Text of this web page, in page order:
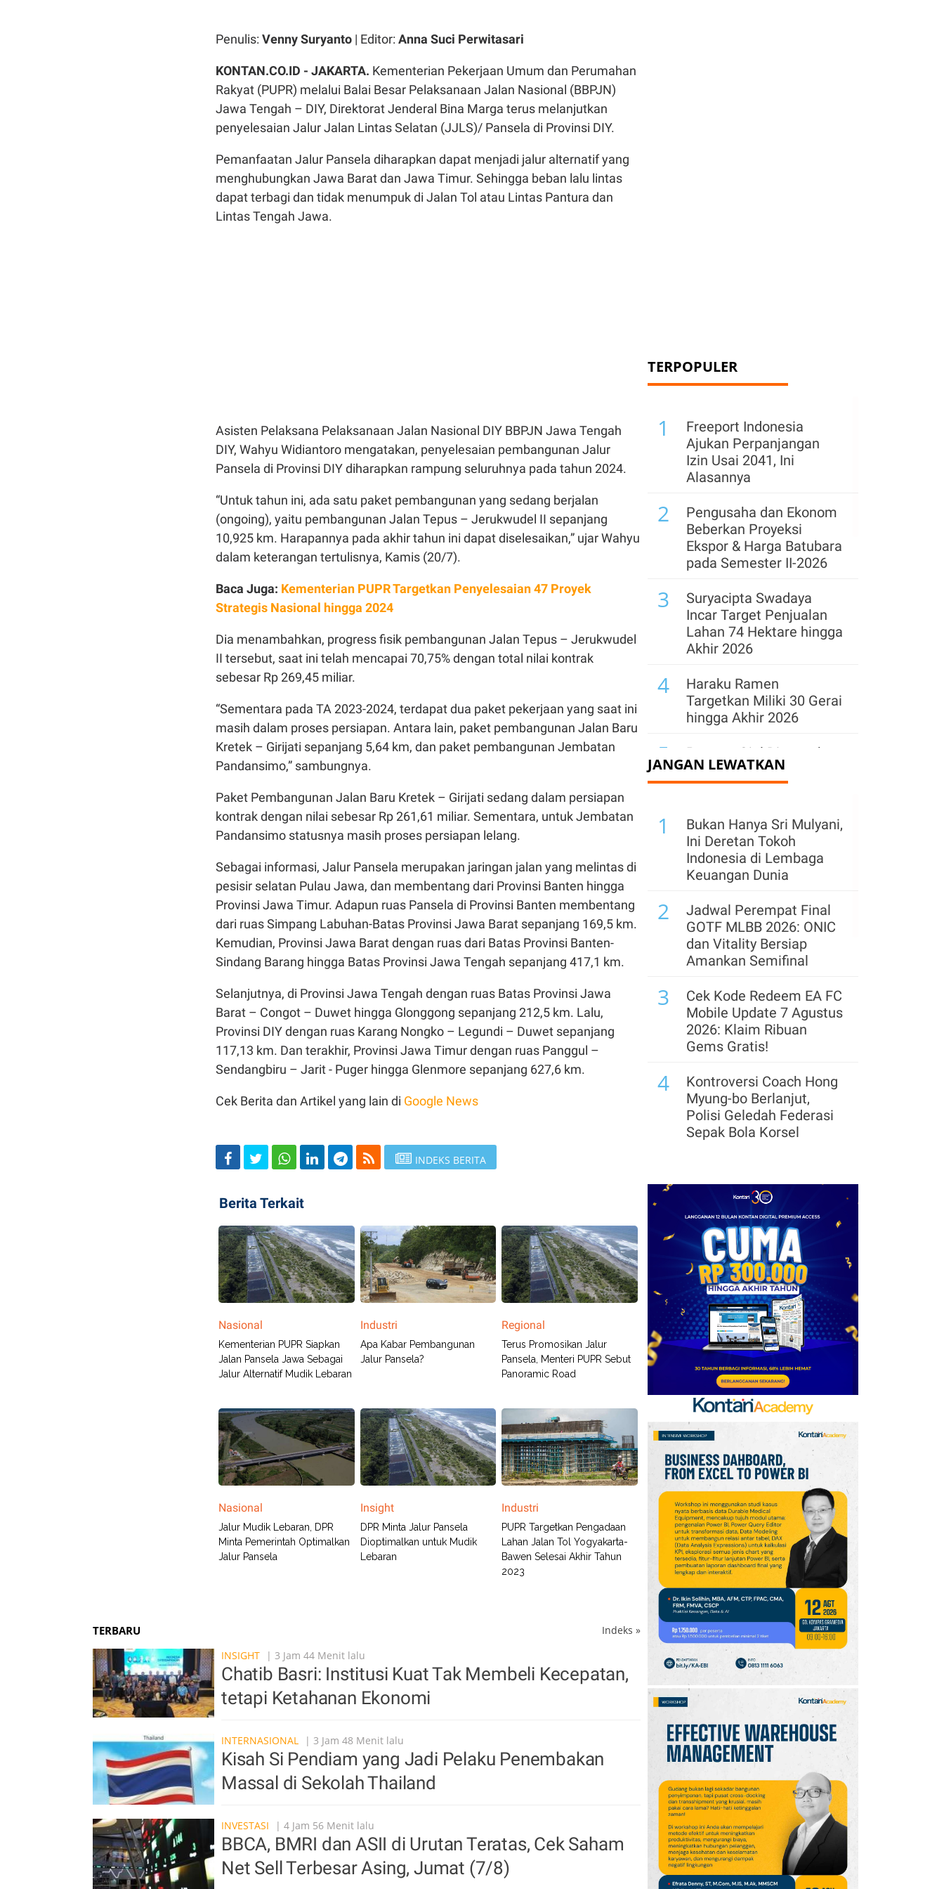
Penulis: Venny Suryanto | Editor: Anna Suci Perwitasari
KONTAN.CO.ID - JAKARTA. Kementerian Pekerjaan Umum dan Perumahan
Rakyat (PUPR) melalui Balai Besar Pelaksanaan Jalan Nasional (BBPJN)
Jawa Tengah – DIY, Direktorat Jenderal Bina Marga terus melanjutkan
penyelesaian Jalur Jalan Lintas Selatan (JJLS)/ Pansela di Provinsi DIY.
Pemanfaatan Jalur Pansela diharapkan dapat menjadi jalur alternatif yang
menghubungkan Jawa Barat dan Jawa Timur. Sehingga beban lalu lintas
dapat terbagi dan tidak menumpuk di Jalan Tol atau Lintas Pantura dan
Lintas Tengah Jawa.
Asisten Pelaksana Pelaksanaan Jalan Nasional DIY BBPJN Jawa Tengah
DIY, Wahyu Widiantoro mengatakan, penyelesaian pembangunan Jalur
Pansela di Provinsi DIY diharapkan rampung seluruhnya pada tahun 2024.
“Untuk tahun ini, ada satu paket pembangunan yang sedang berjalan
(ongoing), yaitu pembangunan Jalan Tepus – Jerukwudel II sepanjang
10,925 km. Harapannya pada akhir tahun ini dapat diselesaikan,” ujar Wahyu
dalam keterangan tertulisnya, Kamis (20/7).
Baca Juga: Kementerian PUPR Targetkan Penyelesaian 47 Proyek
Strategis Nasional hingga 2024
Dia menambahkan, progress fisik pembangunan Jalan Tepus – Jerukwudel
II tersebut, saat ini telah mencapai 70,75% dengan total nilai kontrak
sebesar Rp 269,45 miliar.
“Sementara pada TA 2023-2024, terdapat dua paket pekerjaan yang saat ini
masih dalam proses persiapan. Antara lain, paket pembangunan Jalan Baru
Kretek – Girijati sepanjang 5,64 km, dan paket pembangunan Jembatan
Pandansimo,” sambungnya.
Paket Pembangunan Jalan Baru Kretek – Girijati sedang dalam persiapan
kontrak dengan nilai sebesar Rp 261,61 miliar. Sementara, untuk Jembatan
Pandansimo statusnya masih proses persiapan lelang.
Sebagai informasi, Jalur Pansela merupakan jaringan jalan yang melintas di
pesisir selatan Pulau Jawa, dan membentang dari Provinsi Banten hingga
Provinsi Jawa Timur. Adapun ruas Pansela di Provinsi Banten membentang
dari ruas Simpang Labuhan-Batas Provinsi Jawa Barat sepanjang 169,5 km.
Kemudian, Provinsi Jawa Barat dengan ruas dari Batas Provinsi Banten-
Sindang Barang hingga Batas Provinsi Jawa Tengah sepanjang 417,1 km.
Selanjutnya, di Provinsi Jawa Tengah dengan ruas Batas Provinsi Jawa
Barat – Congot – Duwet hingga Glonggong sepanjang 212,5 km. Lalu,
Provinsi DIY dengan ruas Karang Nongko – Legundi – Duwet sepanjang
117,13 km. Dan terakhir, Provinsi Jawa Timur dengan ruas Panggul –
Sendangbiru – Jarit - Puger hingga Glenmore sepanjang 627,6 km.
Cek Berita dan Artikel yang lain di Google News
INDEKS BERITA
Berita Terkait
Nasional
Kementerian PUPR Siapkan
Jalan Pansela Jawa Sebagai
Jalur Alternatif Mudik Lebaran
Industri
Apa Kabar Pembangunan
Jalur Pansela?
Regional
Terus Promosikan Jalur
Pansela, Menteri PUPR Sebut
Panoramic Road
Nasional
Jalur Mudik Lebaran, DPR
Minta Pemerintah Optimalkan
Jalur Pansela
Insight
DPR Minta Jalur Pansela
Dioptimalkan untuk Mudik
Lebaran
Industri
PUPR Targetkan Pengadaan
Lahan Jalan Tol Yogyakarta-
Bawen Selesai Akhir Tahun
2023
TERBARU Indeks »
INSIGHT
| 3 Jam 44 Menit lalu
Chatib Basri: Institusi Kuat Tak Membeli Kecepatan,
tetapi Ketahanan Ekonomi
INTERNASIONAL | 3 Jam 48 Menit lalu
Kisah Si Pendiam yang Jadi Pelaku Penembakan
Massal di Sekolah Thailand
INVESTASI | 4 Jam 56 Menit lalu
BBCA, BMRI dan ASII di Urutan Teratas, Cek Saham
Net Sell Terbesar Asing, Jumat (7/8)
TERPOPULER
1
Freeport Indonesia
Ajukan Perpanjangan
Izin Usai 2041, Ini
Alasannya
2
Pengusaha dan Ekonom
Beberkan Proyeksi
Ekspor & Harga Batubara
pada Semester II-2026
3
Suryacipta Swadaya
Incar Target Penjualan
Lahan 74 Hektare hingga
Akhir 2026
4
Haraku Ramen
Targetkan Miliki 30 Gerai
hingga Akhir 2026
5
Perpres Ojol Ditargetkan
Terbit Sebelum 17
Agustus 2026, Ini
6
RKAB TINS di Belitung
Ludes untuk 2026,
Kementerian ESDM
Minta Serap dari
Masyarakat
RKAB PT Timah 2026 di
Belitung Habis, Perpres
Timah Rakyat
Daya Beli Belum Pulih,
Pelaku Pusat Belanja
Triliun di ISF 2026
Indonesia Gandeng
Rubicon Carbon, Garap
10
Knight Frank: Pasar
Perkantoran Jakarta
Terus Pulih, Tingkat
Hunian Capai 80%
JANGAN LEWATKAN
1
Bukan Hanya Sri Mulyani,
Ini Deretan Tokoh
Indonesia di Lembaga
Keuangan Dunia
2
Jadwal Perempat Final
GOTF MLBB 2026: ONIC
dan Vitality Bersiap
Amankan Semifinal
3
Cek Kode Redeem EA FC
Mobile Update 7 Agustus
2026: Klaim Ribuan
Gems Gratis!
4
Kontroversi Coach Hong
Myung-bo Berlanjut,
Polisi Geledah Federasi
Sepak Bola Korsel
Treasuri 9,63 Miliar, Cek
Profil Emiten DSSA
hingga Kinerjanya
Arsenal Perpanjang
Kerja Sama dengan
Emirates hingga 2033, Ini
Detail Kemitraannya
7
Klasemen Grup A Piala
AFF 2026: Ini Skenario
Indonesia Lolos ke
Semifinal
8
Promo Alfamart Murah
Banget 7–13 Agustus
2026, Sunlight hingga
Bebelac Diskon
FIFA Akhirnya Cairkan
Hadiah Timnas Yordania
yang Tertunda 8 Bulan
10 Promo JSM Superindo
7–9 Agustus 2026,
Minyak Goreng Rp37.900
hingga Buah Diskon 50%